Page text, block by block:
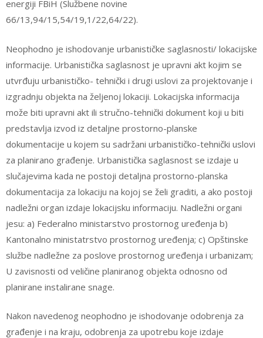
energiji FBiH (Službene novine
66/13,94/15,54/19,1/22,64/22).
Neophodno je ishodovanje urbanističke saglasnosti/ lokacijske
informacije. Urbanistička saglasnost je upravni akt kojim se
utvrđuju urbanističko- tehnički i drugi uslovi za projektovanje i
izgradnju objekta na željenoj lokaciji. Lokacijska informacija
može biti upravni akt ili stručno-tehnički dokument koji u biti
predstavlja izvod iz detaljne prostorno-planske
dokumentacije u kojem su sadržani urbanističko-tehnički uslovi
za planirano građenje. Urbanistička saglasnost se izdaje u
slučajevima kada ne postoji detaljna prostorno-planska
dokumentacija za lokaciju na kojoj se želi graditi, a ako postoji
nadležni organ izdaje lokacijsku informaciju. Nadležni organi
jesu: a) Federalno ministarstvo prostornog uređenja b)
Kantonalno ministatrstvo prostornog uređenja; c) Opštinske
službe nadležne za poslove prostornog uređenja i urbanizam;
U zavisnosti od veličine planiranog objekta odnosno od
planirane instalirane snage.
Nakon navedenog neophodno je ishodovanje odobrenja za
građenje i na kraju, odobrenja za upotrebu koje izdaje